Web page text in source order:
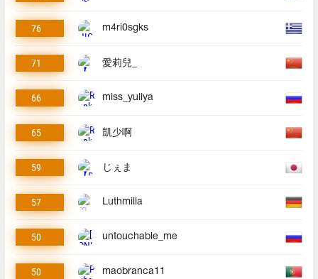
76 m4ri0sgks
71 愛莉兒_
66 miss_yuliya
65 凱少啊
59 じぇま
57 Luthmilla
50 untouchable_me
50 maobranca11